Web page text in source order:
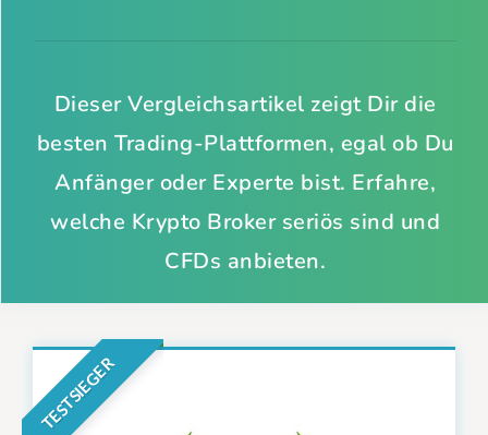
Dieser Vergleichsartikel zeigt Dir die
besten Trading-Plattformen, egal ob Du
Anfänger oder Experte bist. Erfahre,
welche Krypto Broker seriös sind und
CFDs anbieten.
TESTSIEGER